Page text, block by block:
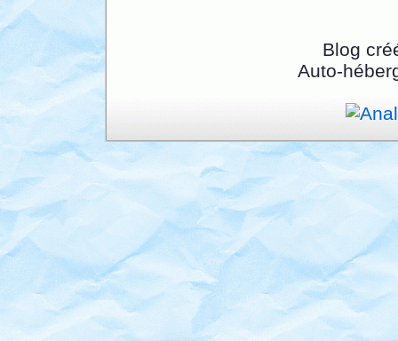
Blog
Auto-